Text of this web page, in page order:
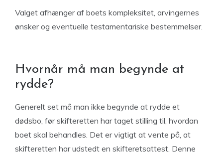
Valget afhænger af boets kompleksitet, arvingernes
ønsker og eventuelle testamentariske bestemmelser.
Hvornår må man begynde at
rydde?
Generelt set må man ikke begynde at rydde et
dødsbo, før skifteretten har taget stilling til, hvordan
boet skal behandles. Det er vigtigt at vente på, at
skifteretten har udstedt en skifteretsattest. Denne